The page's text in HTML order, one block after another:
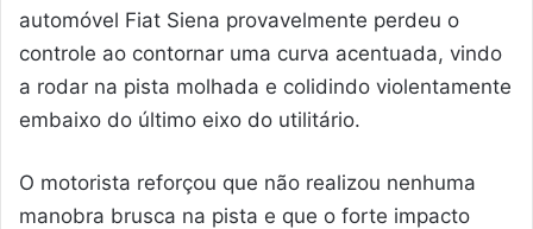
automóvel Fiat Siena provavelmente perdeu o
controle ao contornar uma curva acentuada, vindo
a rodar na pista molhada e colidindo violentamente
embaixo do último eixo do utilitário.
O motorista reforçou que não realizou nenhuma
manobra brusca na pista e que o forte impacto